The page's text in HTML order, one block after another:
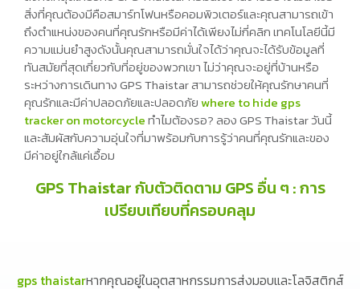
สิ่งที่ดีที่สุดเกี่ยวกับ GPS Thaistar คือมันใช้งานง่ายอย่างไม่น่าเชื่อ
สิ่งที่คุณต้องมีคือสมาร์ทโฟนหรือคอมพิวเตอร์และคุณสามารถเข้า
ถึงตำแหน่งของคนที่คุณรักหรือมีค่าได้เพียงไม่กี่คลิก เทคโนโลยีนี้มี
ความแม่นยำสูงดังนั้นคุณสามารถมั่นใจได้ว่าคุณจะได้รับข้อมูลที่
ทันสมัยที่สุดเกี่ยวกับที่อยู่ของพวกเขา ไม่ว่าคุณจะอยู่ที่บ้านหรือ
ระหว่างการเดินทาง GPS Thaistar สามารถช่วยให้คุณรักษาคนที่
คุณรักและมีค่าปลอดภัยและปลอดภัยwhere to hide gps
tracker on motorcycleทำไมต้องรอ? ลอง GPS Thaistar วันนี้
และสัมผัสกับความอุ่นใจที่มาพร้อมกับการรู้ว่าคนที่คุณรักและของ
GPS Thaistar กับตัวติดตาม GPS อื่น ๆ : การ